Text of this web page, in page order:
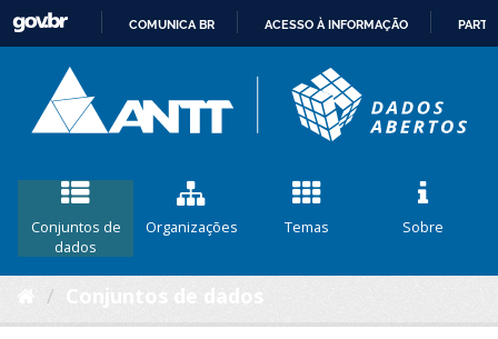
CONTEÚDO
COMUNICA BR ACESSO À INFORMAÇÃO
Conjuntos de
dados
Organizações Temas Sobre